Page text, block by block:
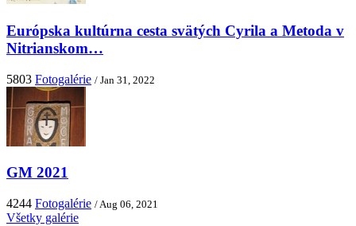
Európska kultúrna cesta svätých Cyrila a Metoda v
Nitrianskom…
5803 Fotogalérie / Jan 31, 2022
GM 2021
4244 Fotogalérie / Aug 06, 2021
Všetky galérie